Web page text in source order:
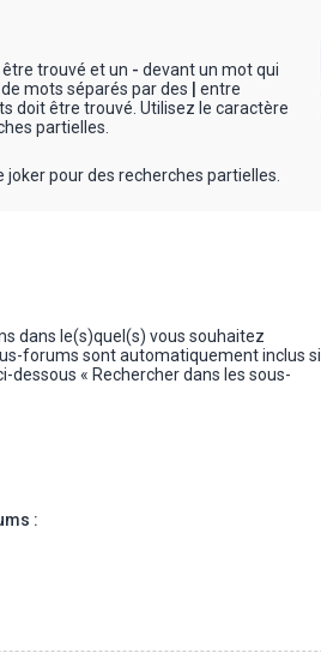
trouvé et un - devant un mot qui
mots séparés par des
entre
doit être trouvé. Utilisez le caractère
partielles.
pour des recherches partielles.
dans le(s)quel(s) vous souhaitez
forums sont automatiquement inclus si
dessous « Rechercher dans les sous-
: